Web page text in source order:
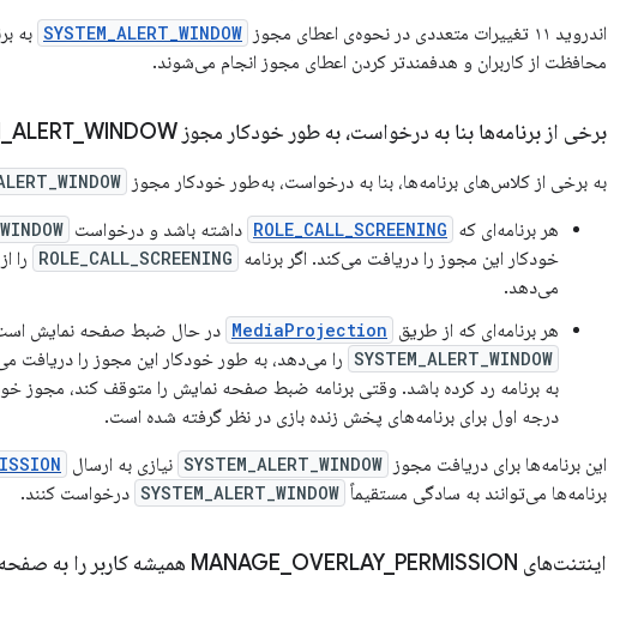
اندروید ۱۱ تغییرات متعددی در نحوه‌ی اعطای مجوز SYSTEM_ALERT_WINDOW به
محافظت از کاربران و هدفمندتر کردن اعطای مجوز انجام می‌شوند.
برخی از برنامه‌ها بنا به درخواست، به طور خودکار مجوز SYSTEM ALERT_ WINDOW را دریافت می‌کنند
به برخی از کلاس‌های برنامه‌ها، بنا به درخواست، به‌طور خودکار مجوز
هر برنامه‌ای که ROLE_CALL_SCREENING داشته باشد و درخواست
خودکار این مجوز را دریافت می‌کند. اگر برنامه ROLE_CALL_SCREENING را
می‌دهد.
هر برنامه‌ای که از طریق MediaProjection در حال ضبط صفحه نمایش
SYSTEM_ALERT_WINDOW را می‌دهد، به طور خودکار این مجوز را دریافت
به برنامه رد کرده باشد. وقتی برنامه ضبط صفحه نمایش را متوقف کند، مجوز
درجه اول برای برنامه‌های پخش زنده بازی در نظر گرفته شده است.
این برنامه‌ها برای دریافت مجوز SYSTEM_ALERT_WINDOW نیازی به ارسال
برنامه‌ها می‌توانند به سادگی مستقیماً SYSTEM_ALERT_WINDOW درخواست کنند.
اینتنت‌های MANAGE OVERLAY_ PERMISSION همیشه کاربر را به صفحه مجوزهای سیستم هدایت می‌کنند